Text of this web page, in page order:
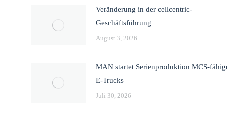
Veränderung in der cellcentric-
Geschäftsführung
August 3, 2026
MAN startet Serienproduktion MCS-
E-Trucks
Juli 30, 2026